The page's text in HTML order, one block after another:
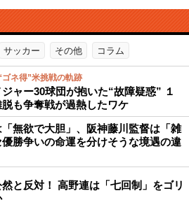
サッカー その他 コラム
ネ得”米挑戦の軌跡
ャー30球団が抱いた“故障疑惑” １
も争奪戦が過熱したワケ
「無欲で大胆」、阪神藤川監督は「雑
勝争いの命運を分けそうな境遇の違
と反対！ 高野連は「七回制」をゴリ